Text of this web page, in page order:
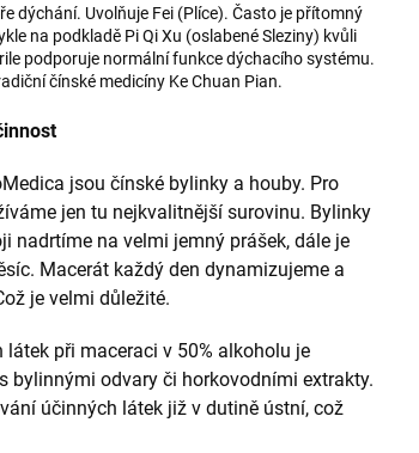
dýchání. Uvolňuje Fei (Plíce). Často je přítomný
na podkladě Pi Qi Xu (oslabené Sleziny) kvůli
podporuje normální funkce dýchacího systému.
čínské medicíny Ke Chuan Pian.
jsou čínské bylinky a houby. Pro
jen tu nejkvalitnější surovinu. Bylinky
nadrtíme na velmi jemný prášek, dále je
Macerát každý den dynamizujeme a
je velmi důležité.
při maceraci v 50% alkoholu je
bylinnými odvary či horkovodními extrakty.
účinných látek již v dutině ústní, což